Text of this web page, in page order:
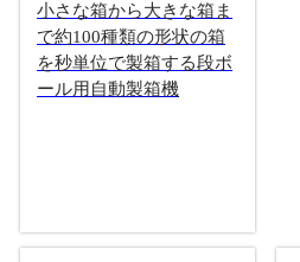
小さな箱から大きな箱ま
で約100種類の形状の箱
を秒単位で製箱する段ボ
ール用自動製箱機